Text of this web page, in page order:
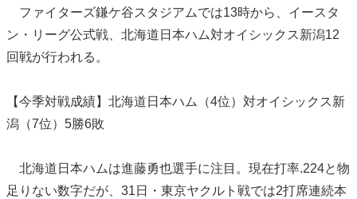
ファイターズ鎌ケ谷スタジアムでは13時から、イースタ
ン・リーグ公式戦、北海道日本ハム対オイシックス新潟12
回戦が行われる。
【今季対戦成績】北海道日本ハム（4位）対オイシックス新
潟（7位）5勝6敗
北海道日本ハムは進藤勇也選手に注目。現在打率.224と物
足りない数字だが、31日・東京ヤクルト戦では2打席連続本